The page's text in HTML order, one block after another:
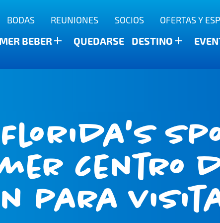
BODAS REUNIONES SOCIOS OFERTAS Y
BEBER QUEDARSE DESTINO
centro
para